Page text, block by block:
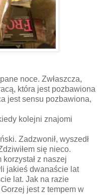
noce. Zwłaszcza,
która jest pozbawiona
jest sensu pozbawiona,
kolejni znajomi
Zadzwonił, wyszedł
się nieco.
z naszej
jakieś dwanaście lat
lat. Jak na razie
jest z tempem w